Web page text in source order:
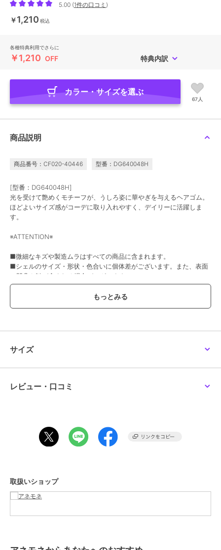
5.00 (1件の口コミ )
￥1,210 税込
各種特典利用でさらに
￥1,210 OFF 特典内訳
カラー・サイズを選ぶ
67人
商品説明
商品番号：CF020-40446 型番：DG640048H
[型番：DG640048H]
光を受けて艶めくモチーフが、うしろ姿に華やぎを与えるヘアゴム。
ほどよいサイズ感がコーデに取り入れやすく、デイリーに活躍しま
す。
※ATTENTION※
■微細なキズや製造ムラはすべての商品に含まれます。
■シェルのサイズ・形状・色合いに個体差がございます。また、表面
に凹凸や皺が含まれる場合がございます。
ブランド アネモネ
シェル、ヘアゴム、合金
商品のお取り扱い方法
サイズ
レビュー・口コミ
取扱いショップ